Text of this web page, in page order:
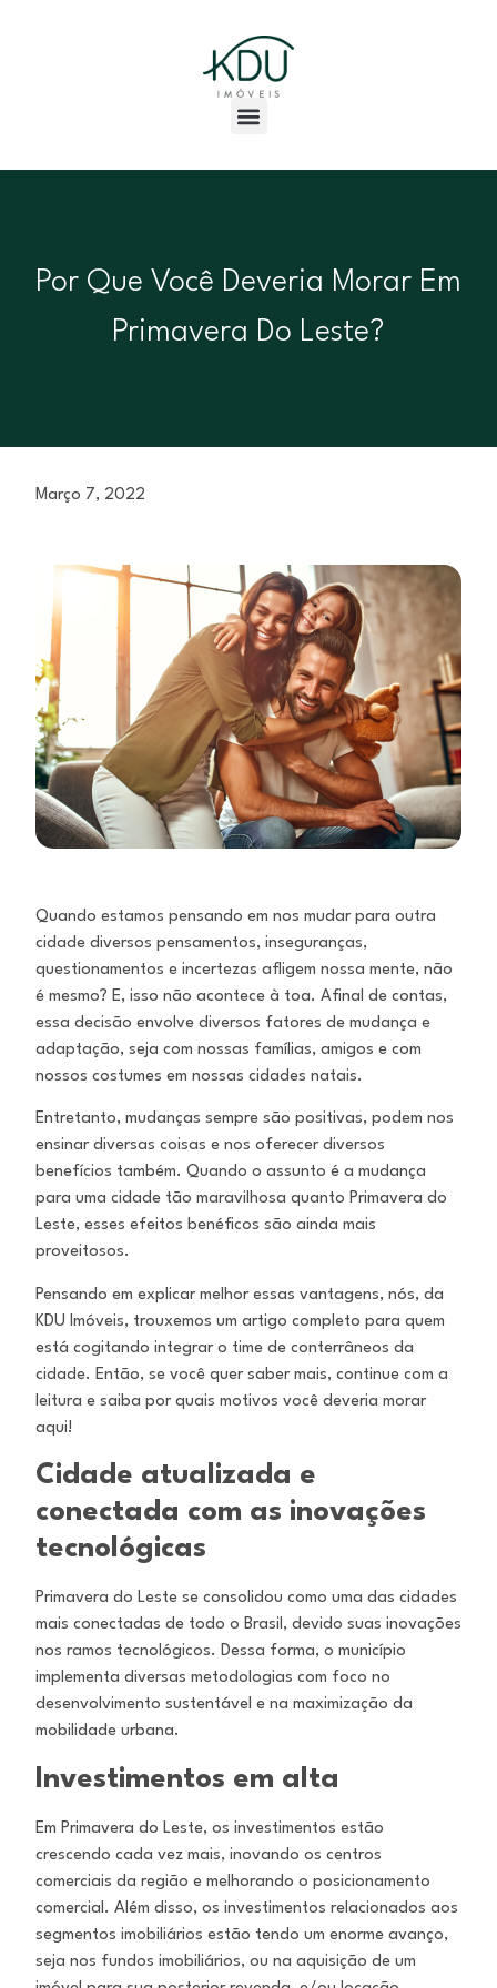
Por Que Você Deveria Morar Em
Primavera Do Leste?
Março 7, 2022
Quando estamos pensando em nos mudar para outra
cidade diversos pensamentos, inseguranças,
questionamentos e incertezas afligem nossa mente, não
é mesmo? E, isso não acontece à toa. Afinal de contas,
essa decisão envolve diversos fatores de mudança e
adaptação, seja com nossas famílias, amigos e com
nossos costumes em nossas cidades natais.
Entretanto, mudanças sempre são positivas, podem nos
ensinar diversas coisas e nos oferecer diversos
benefícios também. Quando o assunto é a mudança
para uma cidade tão maravilhosa quanto Primavera do
Leste, esses efeitos benéficos são ainda mais
proveitosos.
Pensando em explicar melhor essas vantagens, nós, da
KDU Imóveis, trouxemos um artigo completo para quem
está cogitando integrar o time de conterrâneos da
cidade. Então, se você quer saber mais, continue com a
leitura e saiba por quais motivos você deveria morar
aqui!
Cidade atualizada e
conectada com as inovações
tecnológicas
Primavera do Leste se consolidou como uma das cidades
mais conectadas de todo o Brasil, devido suas inovações
nos ramos tecnológicos. Dessa forma, o município
implementa diversas metodologias com foco no
desenvolvimento sustentável e na maximização da
mobilidade urbana.
Investimentos em alta
Em Primavera do Leste, os investimentos estão
crescendo cada vez mais, inovando os centros
comerciais da região e melhorando o posicionamento
comercial. Além disso, os investimentos relacionados aos
segmentos imobiliários estão tendo um enorme avanço,
seja nos fundos imobiliários, ou na aquisição de um